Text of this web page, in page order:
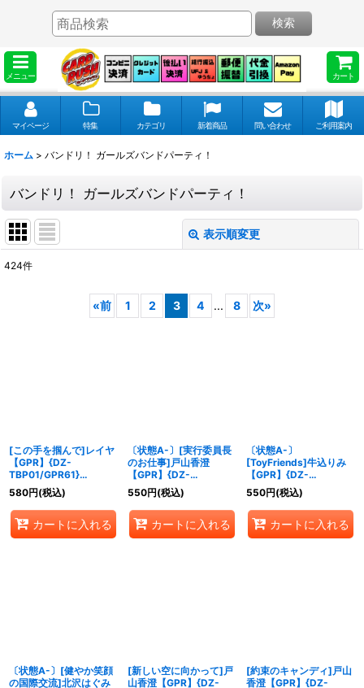
メニュー カート
検索
マイページ 特集 カテゴリ 新着商品 問い合わせ ご利用案内
ホーム > バンドリ！ ガールズバンドパーティ！
バンドリ！ ガールズバンドパーティ！
表示順変更
424件
«前 1 2 3 4 ... 8 次»
[この手を掴んで]レイヤ
【GPR】{DZ-
TBP01/GPR61}
《BanGDream!》
580円(税込)
カートに入れる
〔状態A-〕[実行委員長
のお仕事]戸山香澄
【GPR】{DZ-
TBP01/GPR43}
《BanGDream!》
550円(税込)
カートに入れる
〔状態A-〕
[ToyFriends]牛込りみ
【GPR】{DZ-
TBP01/GPR03}
《BanGDream!》
550円(税込)
カートに入れる
〔状態A-〕[健やか笑顔
の国際交流]北沢はぐみ
[新しい空に向かって]戸
山香澄【GPR】{DZ-
[約束のキャンディ]戸山
香澄【GPR】{DZ-